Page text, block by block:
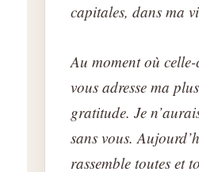
capitales, dans ma
Au moment où celle-
vous adresse ma
gratitude. Je
sans vous.
rassemble toutes et